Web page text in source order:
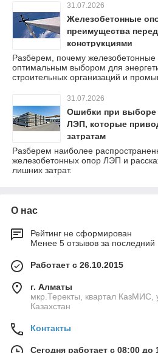
31.07.2026
Железобетонные
преимущества
конструкциями
Разберем, почему железобетонные
оптимальным выбором для
строительных организаций и
31.07.2026
Ошибки при выборе
ЛЭП, которые
затратам
Разберем наиболее
железобетонных опор ЛЭП и
лишних затрат.
О нас
Рейтинг не сформирован
Менее 5 отзывов за последний
Работает с 26.10.2015
г. Алматы
мкр.Теректы, квартал КазМИС,
Казахстан
Контакты
Сегодня работает с 08:00 до